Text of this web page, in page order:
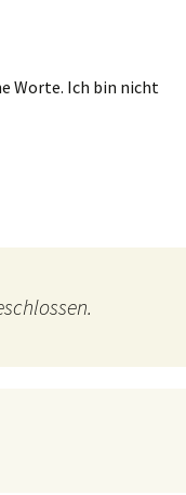
Worte. Ich bin nicht